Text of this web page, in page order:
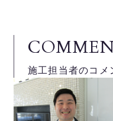
施工担当者のコメ